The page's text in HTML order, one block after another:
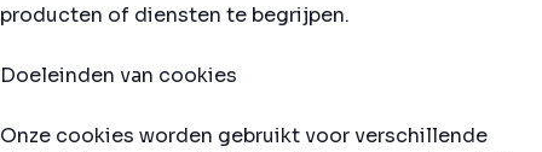
producten of diensten te begrijpen.
Doeleinden van cookies
Onze cookies worden gebruikt voor verschillende